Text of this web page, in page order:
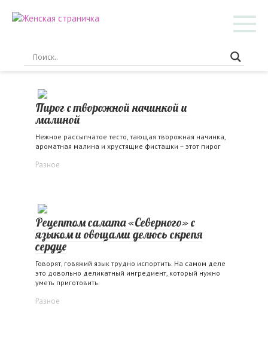
Пирог с творожной начинкой и
малиной
Нежное рассыпчатое тесто, тающая творожная начинка,
ароматная малина и хрустящие фисташки – этот пирог
Разное
Рецептом салата «Северного» с
языком и овощами делюсь скрепя
сердце
Говорят, говяжий язык трудно испортить. На самом деле
это довольно деликатный ингредиент, который нужно
уметь приготовить.
Разное